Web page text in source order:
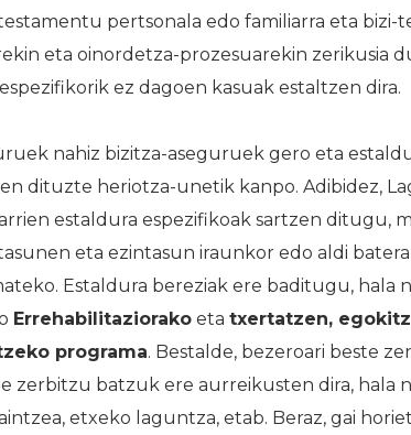
pertsonala edo familiarra eta bizi-
eta oinordetza-prozesuarekin zerikusia
ez dagoen kasuak estaltzen dira.
nahiz bizitza-aseguruek gero eta
dituzte heriotza-unetik kanpo. Adibidez,
estaldura espezifikoak sartzen ditugu,
eta ezintasun iraunkor edo aldi
Estaldura bereziak ere baditugu, hala
Errehabilitaziorako eta txertatzen,
programa. Bestalde, bezeroari beste
zerbitzu batzuk ere aurreikusten dira, hala
etxeko laguntza, etab. Beraz, gai